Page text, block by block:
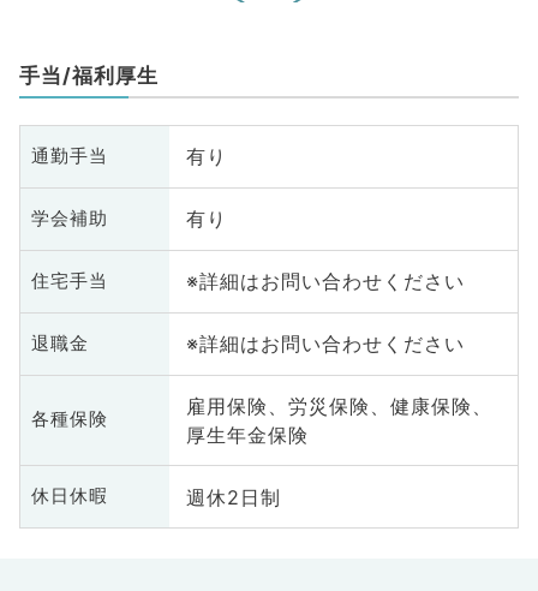
手当/福利厚生
通勤手当 有り
学会補助 有り
住宅手当 ※詳細はお問い合わせください
退職金 ※詳細はお問い合わせください
各種保険
雇用保険、労災保険、健康保険、
厚生年金保険
休日休暇 週休2日制